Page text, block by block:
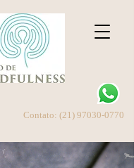
Contato: (21) 97030-0770